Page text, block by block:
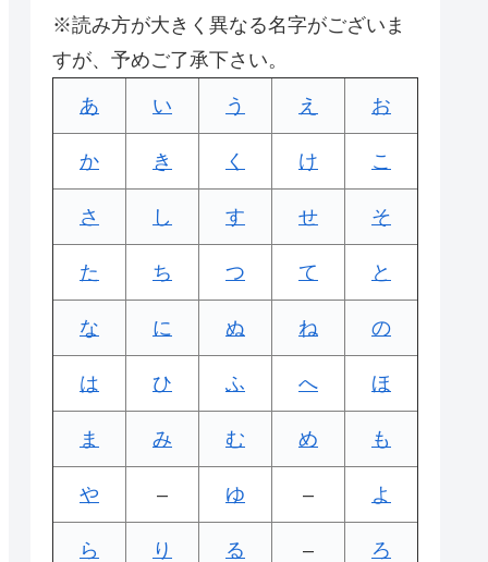
※読み方が大きく異なる名字がございま
すが、予めご了承下さい。
あ い う え お
か き く け こ
さ し す せ そ
た ち つ て と
な に ぬ ね の
は ひ ふ へ ほ
ま み む め も
や – ゆ – よ
ら り る – ろ